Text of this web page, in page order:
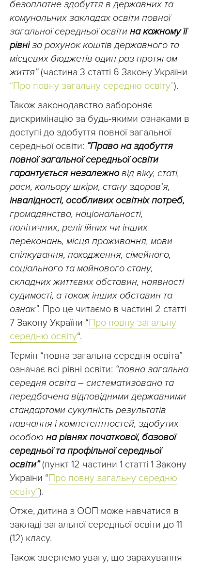
безоплатне здобуття в державних та
комунальних закладах освіти повної
загальної середньої освіти на кожному її
рівніза рахунок коштів державного та
місцевих бюджетів один раз протягом
життя” (частина 3 статті 6 Закону України
“Про повну загальну середню освіту”).
Також законодавство забороняє
дискримінацію за будь-якими ознаками в
доступі до здобуття повної загальної
середньої освіти: “Право на здобуття
повної загальної середньої освіти
гарантується незалежновід віку, статі,
раси, кольору шкіри, стану здоров’я,
інвалідності, особливих освітніх потреб,
громадянства, національності,
політичних, релігійних чи інших
переконань, місця проживання, мови
спілкування, походження, сімейного,
соціального та майнового стану,
складних життєвих обставин, наявності
судимості, а також інших обставин та
ознак”. Про це читаємо в частині 2 статті
7 Закону України “Про повну загальну
середню освіту“.
Термін “повна загальна середня освіта”
означає всі рівні освіти: “повна загальна
середня освіта – систематизована та
передбачена відповідними державними
стандартами сукупність результатів
навчання і компетентностей, здобутих
особою на рівнях початкової, базової
середньої та профільної середньої
освіти”(пункт 12 частини 1 статті 1 Закону
України “Про повну загальну середню
освіту”).
Отже, дитина з ООП може навчатися в
закладі загальної середньої освіти до 11
(12) класу.
Також звернемо увагу, що зарахування